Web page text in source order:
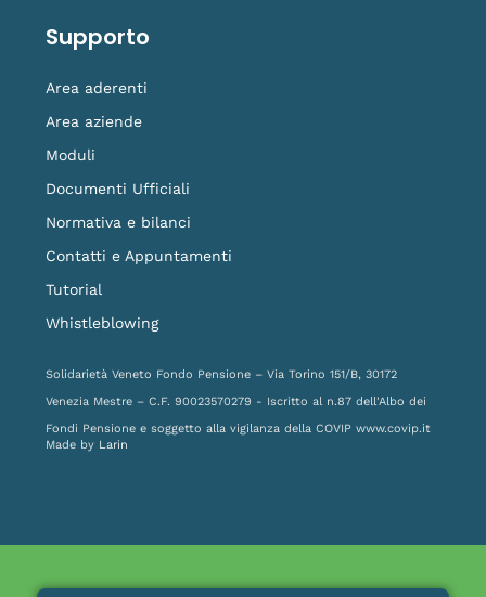
Supporto
Area aderenti
Area aziende
Moduli
Documenti Ufficiali
Normativa e bilanci
Contatti e Appuntamenti
Tutorial
Whistleblowing
Solidarietà Veneto Fondo Pensione – Via Torino 151/B, 30172
Venezia Mestre – C.F. 90023570279 - Iscritto al n.87 dell'Albo dei
Fondi Pensione e soggetto alla vigilanza della COVIP www.covip.it
Made by Larin